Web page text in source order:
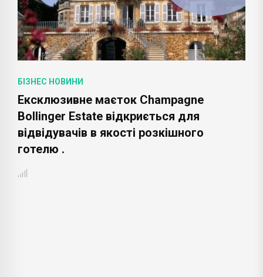
БІЗНЕС НОВИНИ
Ексклюзивне маєток Champagne
Bollinger Estate відкриється для
відвідувачів в якості розкішного
готелю .